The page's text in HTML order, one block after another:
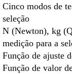
Cinco modos de
seleção
N (Newton), kg
medição para a
Função de ajuste
Função de valor